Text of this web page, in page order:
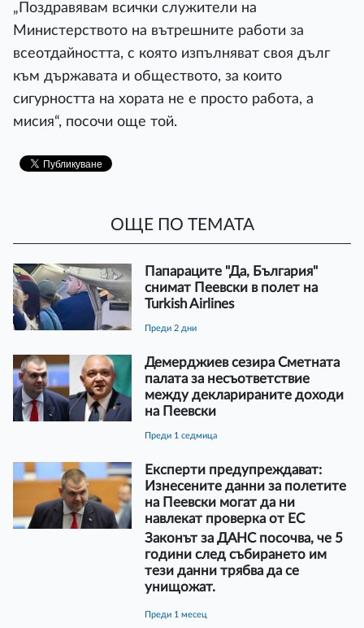
„Поздравявам всички служители на
Министерството на вътрешните работи за
всеотдайността, с която изпълняват своя дълг
към държавата и обществото, за които
сигурността на хората не е просто работа, а
мисия“, посочи още той.
ОЩЕ ПО ТЕМАТА
Папараците "Да, България"
снимат Пеевски в полет на
Turkish Airlines
преди 2 дни
Демерджиев сезира Сметната
палата за несъответствие
между декларираните доходи
на Пеевски
преди 1 седмица
Експерти предупреждават:
Изнесените данни за полетите
на Пеевски могат да ни
навлекат проверка от ЕС
Законът за ДАНС посочва, че 5
години след събирането им
тези данни трябва да се
унищожат.
преди 1 месец